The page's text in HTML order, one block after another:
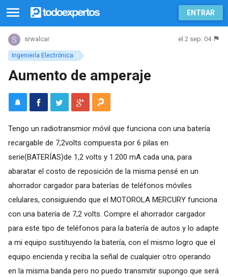
ENTRAR
Ingeniería Electrónica
srwalcar el 2 sep. 04
Aumento de amperaje
Tengo un radiotransmior móvil que funciona con una batería
recargable de 7,2volts compuesta por 6 pilas en
serie(BATERÍAS)de 1,2 volts y 1.200 mA cada una, para
abaratar el costo de reposición de la misma pensé en un
ahorrador cargador para baterías de teléfonos móviles
celulares, consiguiendo que el MOTOROLA MERCURY funciona
con una batería de 7,2 volts. Compre el ahorrador cargador
para este tipo de teléfonos para la batería de autos y lo adapte
a mi equipo sustituyendo la batería, con el mismo logro que el
equipo encienda y reciba la señal de cualquier otro operando
en la misma banda pero no puedo transmitir supongo que será